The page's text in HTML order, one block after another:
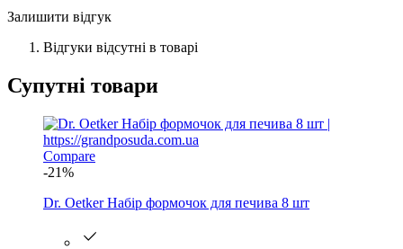
Залишити відгук
Відгуки відсутні в товарі
Супутні товари
Compare
-21%
Dr. Oetker Набір формочок для печива 8 шт